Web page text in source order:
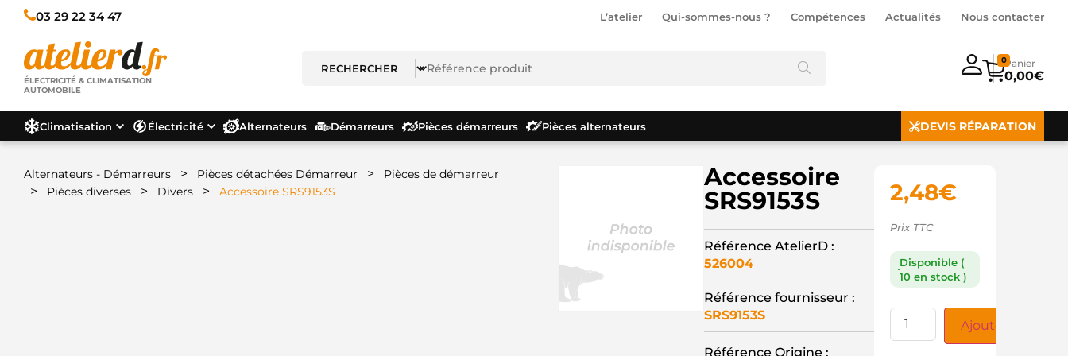
03 29 22 34 47 L’atelier Qui-sommes-nous ? Compétences Actualités Nous contacter
ÉLECTRICITÉ & CLIMATISATION
AUTOMOBILE
0,00€
0
Climatisation Électricité Alternateurs Démarreurs Pièces démarreurs Pièces alternateurs DEVIS RÉPARATION
Alternateurs - Démarreurs > Pièces détachées Démarreur > Pièces de démarreur
> Pièces diverses > Divers > Accessoire SRS9153S
Accessoire
SRS9153S
Référence AtelierD :
526004
Référence fournisseur :
SRS9153S
Référence Origine :
2,48€
Prix TTC
Disponible (
10 en stock )
Ajouter au